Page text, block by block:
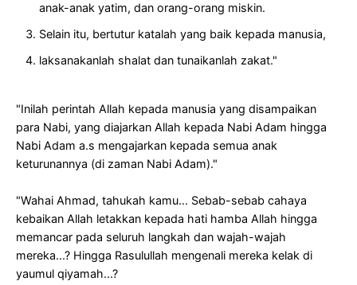
anak-anak yatim, dan orang-orang miskin.
Selain itu, bertutur katalah yang baik kepada manusia,
laksanakanlah shalat dan tunaikanlah zakat."
"Inilah perintah Allah kepada manusia yang disampaikan
para Nabi, yang diajarkan Allah kepada Nabi Adam hingga
Nabi Adam a.s mengajarkan kepada semua anak
keturunannya (di zaman Nabi Adam)."
"Wahai Ahmad, tahukah kamu... Sebab-sebab cahaya
kebaikan Allah letakkan kepada hati hamba Allah hingga
memancar pada seluruh langkah dan wajah-wajah
mereka...? Hingga Rasulullah mengenali mereka kelak di
yaumul qiyamah...?